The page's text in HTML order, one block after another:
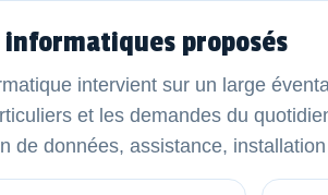
informatiques proposés
intervient sur un large
et les demandes du
de données, assistance,